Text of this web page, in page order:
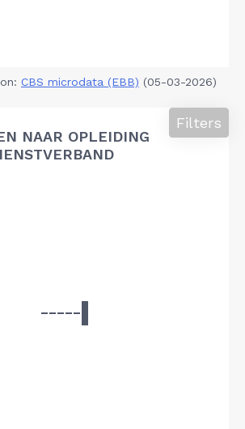
CBS microdata (EBB) (05-03-2026)
NAAR OPLEIDING
Filters